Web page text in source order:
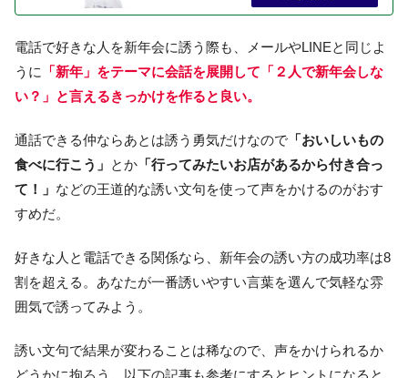
電話で好きな人を新年会に誘う際も、メールやLINEと同じよ
うに
「新年」をテーマに会話を展開して「２人で新年会しな
い？」と言えるきっかけを作ると良い。
通話できる仲ならあとは誘う勇気だけなので 「おいしいもの
食べに行こう」 とか 「行ってみたいお店があるから付き合っ
て！」 などの王道的な誘い文句を使って声をかけるのがおす
すめだ。
好きな人と電話できる関係なら、新年会の誘い方の成功率は8
割を超える。あなたが一番誘いやすい言葉を選んで気軽な雰
囲気で誘ってみよう。
誘い文句で結果が変わることは稀なので、声をかけられるか
どうかに拘ろう。以下の記事も参考にするとヒントになると